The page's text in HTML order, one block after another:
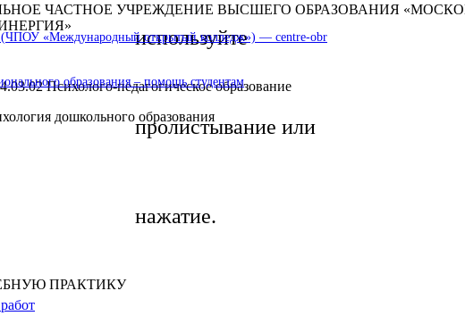
используйте
пролистывание или
нажатие.
«Международный открытый колледж») — centre-obr
образования – помощь студентам
ЧАСТНОЕ УЧРЕЖДЕНИЕ ВЫСШЕГО ОБРАЗОВАНИЯ
Психолого-педагогическое образование
дошкольного образования
ПРАКТИКУ